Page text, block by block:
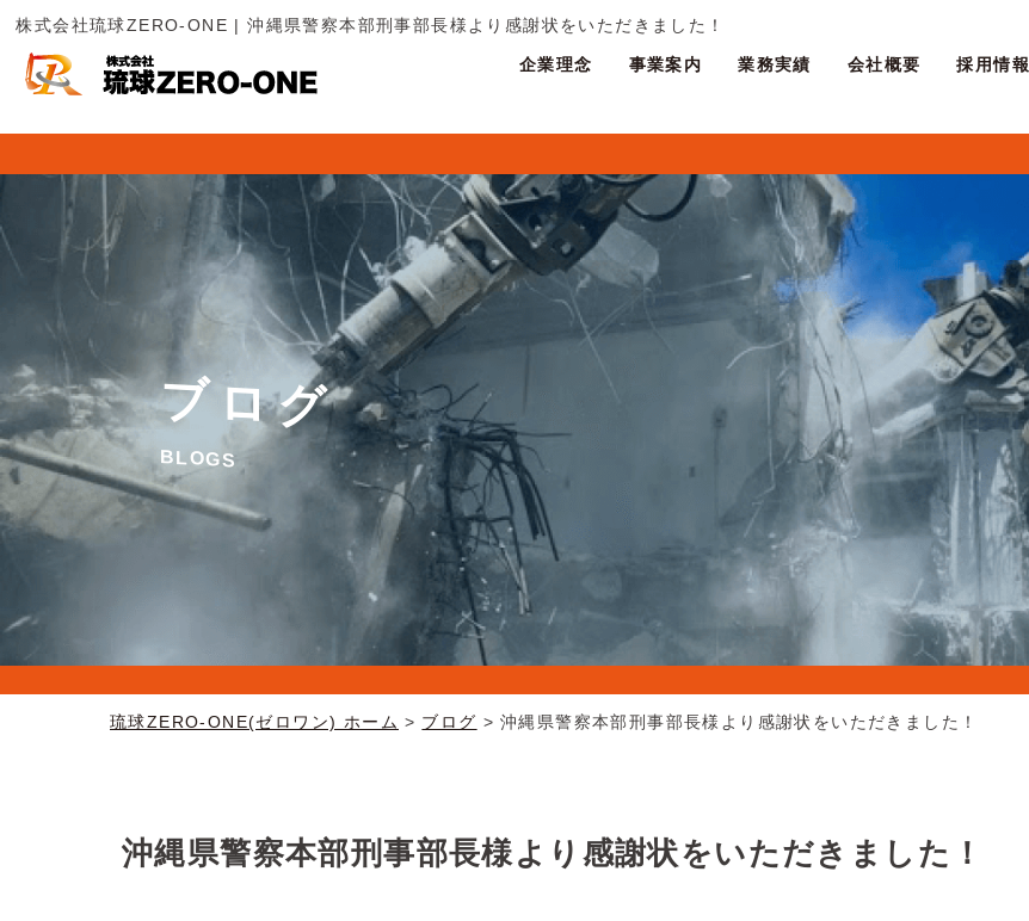
株式会社琉球ZERO-ONE | 沖縄県警察本部刑事部長様より感謝状をいただきました！
企業理念 事業案内 業務実績 会社概要 採用情報
ブ ログ
BLOGS
琉球ZERO-ONE(ゼロワン) ホーム ブログ 沖縄県警察本部刑事部長様より感謝状をいただきました！
沖縄県警察本部刑事部長様より感謝状をいただきました！